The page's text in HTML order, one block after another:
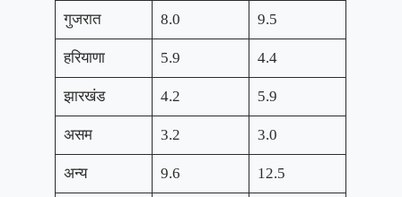
गुजरात 8.0 9.5
हरियाणा 5.9 4.4
झारखंड 4.2 5.9
असम 3.2 3.0
अन्य 9.6 12.5